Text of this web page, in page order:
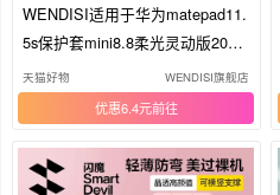
WENDISI适用于华为matepad11.
5s保护套mini8.8柔光灵动版2026
新款pro12.2保护壳Air12寸Y折全
包防摔保护套10
天猫好物 WENDISI旗舰店
优惠6.4元